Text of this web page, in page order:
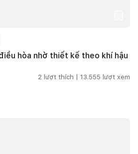
hòa nhờ thiết kế theo khí hậu
2 lượt thích | 13.555 lượt xem